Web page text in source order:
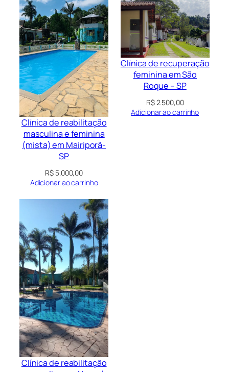
Clínica de reabilitação
masculina e feminina
(mista) em Mairiporã-
SP
R$ 5.000,00
Adicionar ao carrinho
Clínica de recuperação
feminina em São
Roque – SP
R$2.500,00
Adicionar ao carrinho
Clínica de reabilitação